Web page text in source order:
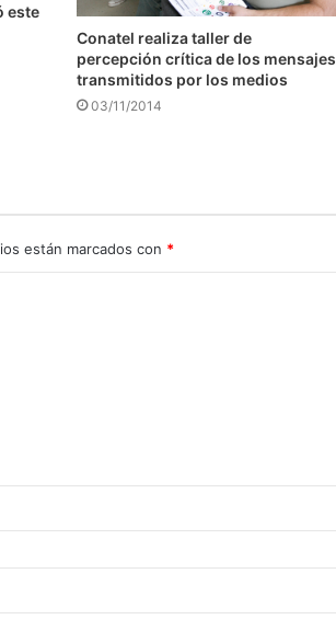
este
Conatel realiza taller de
percepción crítica de los mensajes
transmitidos por los medios
03/11/2014
están marcados con *